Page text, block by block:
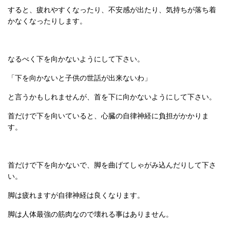
すると、疲れやすくなったり、不安感が出たり、気持ちが落ち着
かなくなったりします。
なるべく下を向かないようにして下さい。
「下を向かないと子供の世話が出来ないわ」
と言うかもしれませんが、首を下に向かないようにして下さい。
首だけで下を向いていると、心臓の自律神経に負担がかかりま
す。
首だけで下を向かないで、脚を曲げてしゃがみ込んだりして下さ
い。
脚は疲れますが自律神経は良くなります。
脚は人体最強の筋肉なので壊れる事はありません。